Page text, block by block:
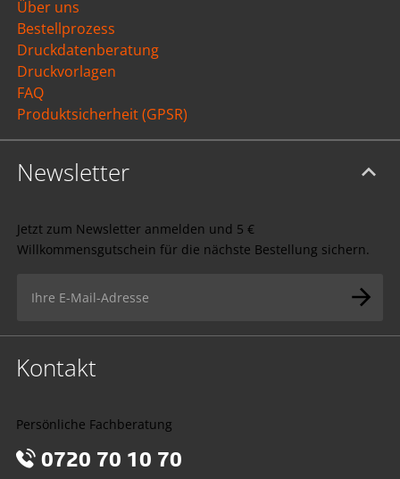
Über uns
Bestellprozess
Druckdatenberatung
Druckvorlagen
FAQ
Produktsicherheit (GPSR)
Newsletter
Jetzt zum Newsletter anmelden und 5 €
Willkommensgutschein für die nächste Bestellung sichern.
Kontakt
Persönliche Fachberatung
0720 70 10 70